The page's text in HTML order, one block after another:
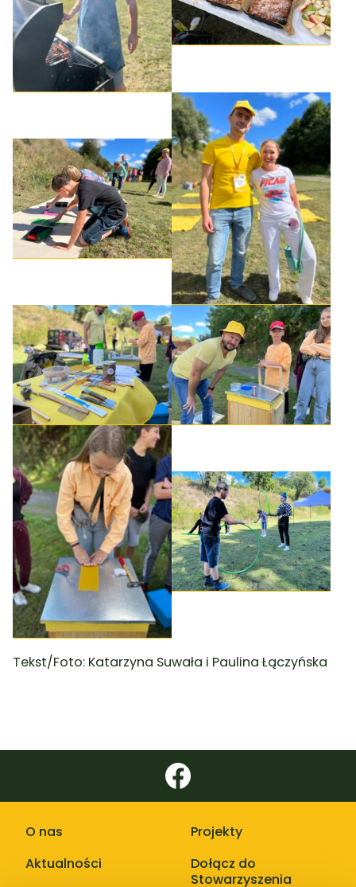
Tekst/Foto: Katarzyna Suwała i Paulina Łączyńska
O nas
Aktualności
Projekty
Dołącz do
Stowarzyszenia